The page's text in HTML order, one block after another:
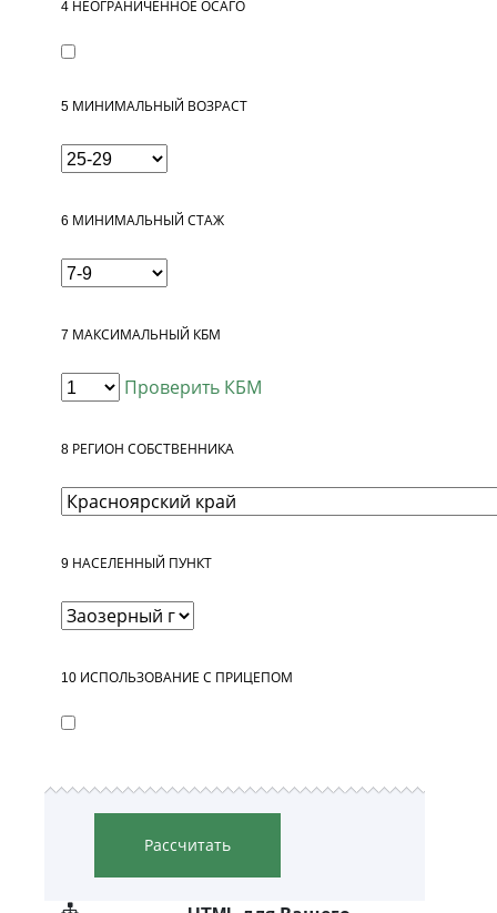
4 НЕОГРАНИЧЕННОЕ ОСАГО
5 МИНИМАЛЬНЫЙ ВОЗРАСТ
6 МИНИМАЛЬНЫЙ СТАЖ
7 МАКСИМАЛЬНЫЙ КБМ
Проверить КБМ
8 РЕГИОН СОБСТВЕННИКА
9 НАСЕЛЕННЫЙ ПУНКТ
10 ИСПОЛЬЗОВАНИЕ С ПРИЦЕПОМ
Рассчитать